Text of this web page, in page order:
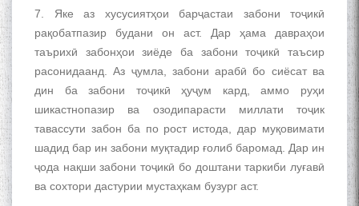
7. Яке аз хусусиятҳои барҷастаи забони тоҷикӣ
рақобатпазир будани он аст. Дар ҳама давраҳои
таърихӣ забонҳои зиёде ба забони тоҷикӣ таъсир
расонидаанд. Аз ҷумла, забони арабӣ бо сиёсат ва
дин ба забони тоҷикӣ ҳуҷум кард, аммо руҳи
шикастнопазир ва озодипарасти миллати тоҷик
тавассути забон ба по рост истода, дар муқовимати
шадид бар ин забони муқтадир ғолиб баромад. Дар ин
ҷода нақши забони тоҷикӣ бо доштани таркиби луғавӣ
ва сохтори дастурии мустаҳкам бузург аст.
БА МУНОСИБАТИ
БУЗУРГДОШТИ РӮЗИ РӮДАКӢ